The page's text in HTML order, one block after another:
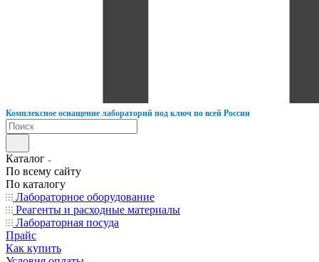
Комплексное оснащение лабораторий под ключ по всей России
Каталог
По всему сайту
По каталогу
Лабораторное оборудование
Реагенты и расходные материалы
Лабораторная посуда
Прайс
Как купить